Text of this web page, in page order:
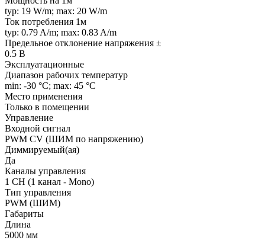
typ: 19 W/m; max: 20 W/m
Ток потребления 1м
typ: 0.79 A/m; max: 0.83 A/m
Предельное отклонение напряжения ±
0.5 В
Эксплуатационные
Диапазон рабочих температур
min: -30 °C; max: 45 °C
Место применения
Только в помещении
Управление
Входной сигнал
PWM СV (ШИМ по напряжению)
Диммируемый(ая)
Да
Каналы управления
1 CH (1 канал - Mono)
Тип управления
PWM (ШИМ)
Габариты
Длина
5000 мм